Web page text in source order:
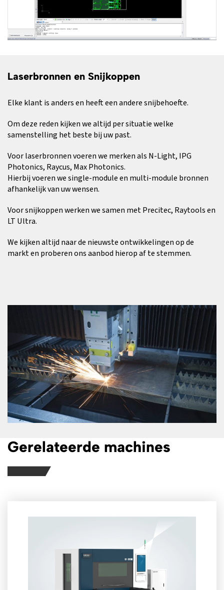
Laserbronnen en Snijkoppen
Elke klant is anders en heeft een andere snijbehoefte.
Om deze reden kijken we altijd per situatie welke
samenstelling het beste bij uw past.
Voor laserbronnen voeren we merken als N-Light, IPG
Photonics, Raycus, Max Photonics.
Hierbij voeren we single-module en multi-module bronnen
afhankelijk van uw wensen.
Voor snijkoppen werken we samen met Precitec, Raytools en
LT Ultra.
We kijken altijd naar de nieuwste ontwikkelingen op de
markt en proberen ons aanbod hierop af te stemmen.
Gerelateerde machines